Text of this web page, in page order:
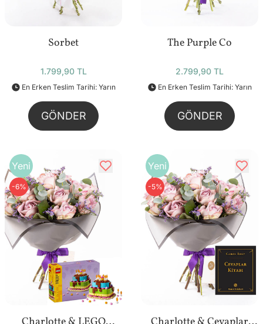
Sorbet
1.799,90 TL
En Erken Teslim Tarihi: Yarın
GÖNDER
The Purple Co
2.799,90 TL
En Erken Teslim Tarihi: Yarın
GÖNDER
Yeni
-6%
Yeni
-5%